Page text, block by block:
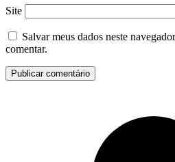
Site
Salvar meus dados neste
comentar.